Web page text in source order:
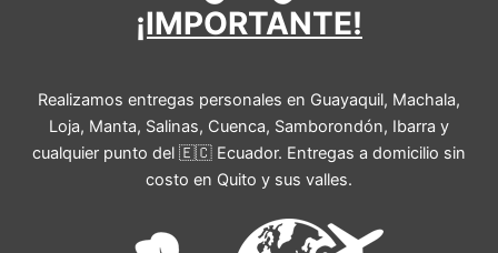
¡IMPORTANTE!
Realizamos entregas personales en Guayaquil, Machala,
Loja, Manta, Salinas, Cuenca, Samborondón, Ibarra y
cualquier punto del 🇪🇨 Ecuador. Entregas a domicilio sin
costo en Quito y sus valles.